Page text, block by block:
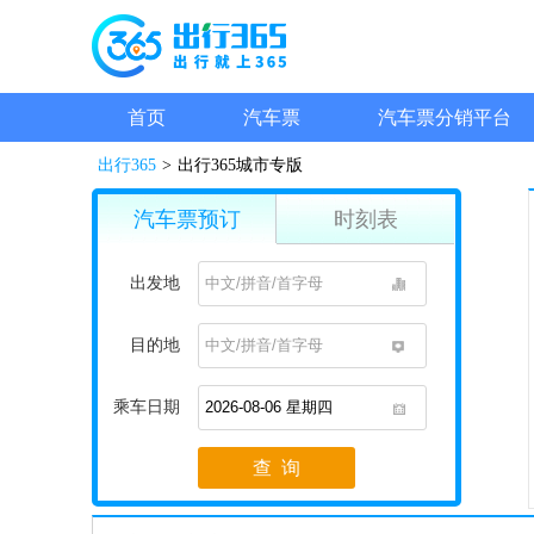
首页 汽车票 汽车票分销平台
出行365 > 出行365城市专版
汽车票预订 时刻表
出发地
目的地
1
乘车日期
1
查 询